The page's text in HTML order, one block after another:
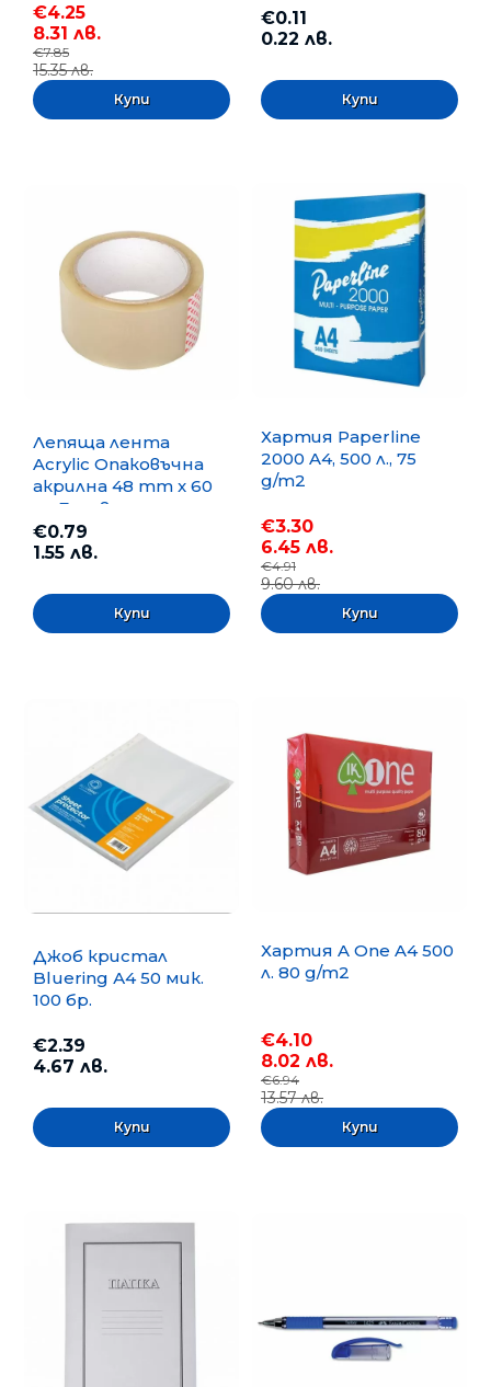
€4.25
8.31 лв.
€7.85
15.35 лв.
€0.11
0.22 лв.
Лепяща лента
Acrylic Опаковъчна
акрилна 48 mm x 60
m, Безцветна
€0.79
1.55 лв.
Хартия Paperline
2000 A4, 500 л., 75
g/m2
€3.30
6.45 лв.
€4.91
9.60 лв.
Джоб кристал
Bluering А4 50 мик.
100 бр.
€2.39
4.67 лв.
Хартия A One A4 500
л. 80 g/m2
€4.10
8.02 лв.
€6.94
13.57 лв.